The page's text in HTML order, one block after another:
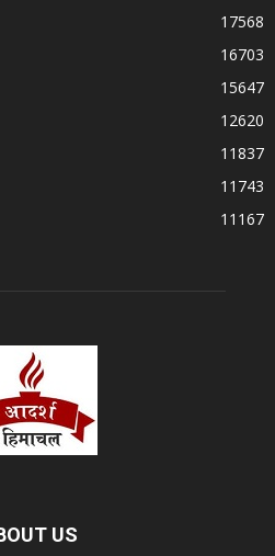
17568
16703
15647
12620
11837
11743
11167
US